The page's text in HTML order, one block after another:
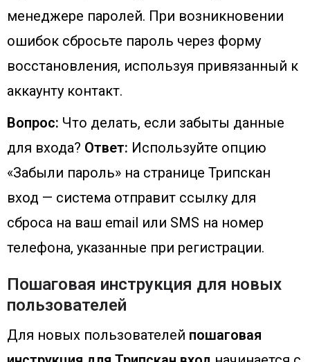
менеджере паролей. При возникновении
ошибок сбросьте пароль через форму
восстановления, используя привязанный к
аккаунту контакт.
Вопрос: Что делать, если забыты данные
для входа? Ответ: Используйте опцию
«Забыли пароль» на странице Трипскан
вход — система отправит ссылку для
сброса на ваш email или SMS на номер
телефона, указанные при регистрации.
Пошаговая инструкция для новых
пользователей
Для новых пользователей пошаговая